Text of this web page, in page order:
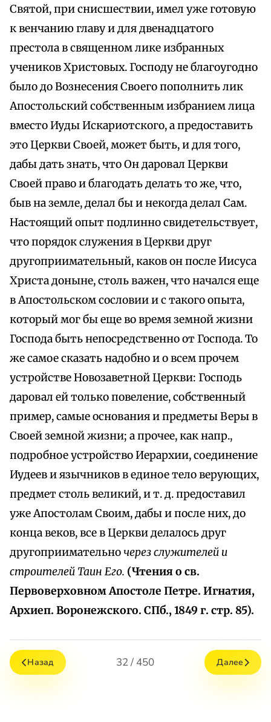
Святой, при снисшествии, имел уже готовую
к венчанию главу и для двенадцатого
престола в священном лике избранных
учеников Христовых. Господу не благоугодно
было до Вознесения Своего пополнить лик
Апостольский собственным избранием лица
вместо Иуды Искариотского, а предоставить
это Церкви Своей, может быть, и для того,
дабы дать знать, что Он даровал Церкви
Своей право и благодать делать то же, что,
быв на земле, делал бы и некогда делал Сам.
Настоящий опыт подлинно свидетельствует,
что порядок служения в Церкви друг
другоприимательный, каков он после Иисуса
Христа доныне, столь важен, что начался еще
в Апостольском сословии и с такого опыта,
который мог бы еще во время земной жизни
Господа быть непосредственно от Господа. То
же самое сказать надобно и о всем прочем
устройстве Новозаветной Церкви: Господь
даровал ей только повеление, собственный
пример, самые основания и предметы Веры в
Своей земной жизни; а прочее, как напр.,
подробное устройство Иерархии, соединение
Иудеев и язычников в единое тело верующих,
предмет столь великий, и т. д. предоставил
уже Апостолам Своим, дабы и после них, до
конца веков, все в Церкви делалось друг
другоприимательночерез служителей и
строителей Таин Его. (Чтения о св.
Первоверховном Апостоле Петре. Игнатия,
Архиеп. Воронежского. СПб., 1849 г. стр. 85).
Назад 32 / 450 Далее